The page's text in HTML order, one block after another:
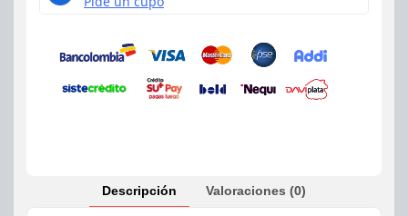
Descripción Valoraciones (0)